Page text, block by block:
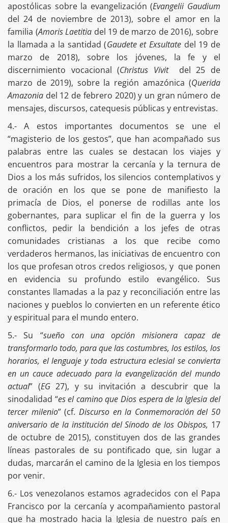
apostólicas sobre la evangelización (Evangelii Gaudium
del 24 de noviembre de 2013), sobre el amor en la
familia (Amoris Laetitia del 19 de marzo de 2016), sobre
la llamada a la santidad (Gaudete et Exsultatedel 19 de
marzo de 2018), sobre los jóvenes, la fe y el
discernimiento vocacional (Christus Vivitdel 25 de
marzo de 2019), sobre la región amazónica (Querida
Amazonia del 12 de febrero 2020) y un gran número de
mensajes, discursos, catequesis públicas y entrevistas.
4.- A estos importantes documentos se une el
“magisterio de los gestos”, que han acompañado sus
palabras entre las cuales se destacan los viajes y
encuentros para mostrar la cercanía y la ternura de
Dios a los más sufridos, los silencios contemplativos y
de oración en los que se pone de manifiesto la
primacía de Dios, el ponerse de rodillas ante los
gobernantes, para suplicar el fin de la guerra y los
conflictos, pedir la bendición a los jefes de otras
comunidades cristianas a los que recibe como
verdaderos hermanos, las iniciativas de encuentro con
los que profesan otros credos religiosos, y que ponen
en evidencia su profundo estilo evangélico. Sus
constantes llamadas a la paz y reconciliación entre las
naciones y pueblos lo convierten en un referente ético
y espiritual para el mundo entero.
5.- Su “sueño con una opción misionera capaz de
transformarlo todo, para que las costumbres, los estilos, los
horarios, el lenguaje y toda estructura eclesial se convierta
en un cauce adecuado para la evangelización del mundo
actual” (EG27), y su invitación a descubrir que la
sinodalidad “es el camino que Dios espera de la Iglesia del
tercer milenio” (cf. Discurso en la Conmemoración del 50
aniversario de la institución del Sínodo de los Obispos, 17
de octubre de 2015), constituyen dos de las grandes
líneas pastorales de su pontificado que, sin lugar a
dudas, marcarán el camino de la Iglesia en los tiempos
por venir.
6.- Los venezolanos estamos agradecidos con el Papa
Francisco por la cercanía y acompañamiento pastoral
que ha mostrado hacia la Iglesia de nuestro país en